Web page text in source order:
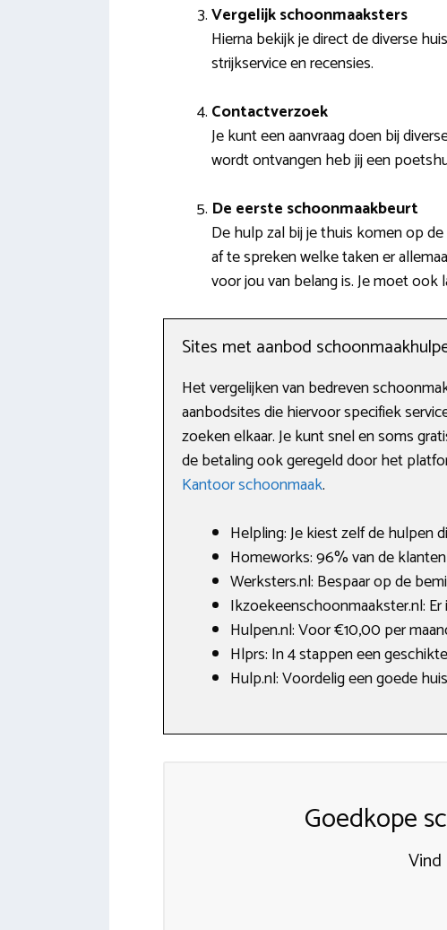
Vergelijk schoonmaaksters
Hierna bekijk je direct de diverse
strijkservice en recensies.
Contactverzoek
Je kunt een aanvraag doen bij
wordt ontvangen heb jij een
De eerste schoonmaakbeurt
De hulp zal bij je thuis komen op
af te spreken welke taken er
voor jou van belang is. Je moet
Sites met aanbod
Het vergelijken van bedreven
aanbodsites die hiervoor specifiek
zoeken elkaar. Je kunt snel en soms
de betaling ook geregeld door het
Kantoor schoonmaak.
Helpling: Je kiest zelf de hulpen
Homeworks: 96% van de
Werksters.nl: Bespaar op de
Ikzoekeenschoonmaakster.nl:
Hulpen.nl: Voor €10,00 per
Hlprs: In 4 stappen een
Hulp.nl: Voordelig een goede
Goedkope